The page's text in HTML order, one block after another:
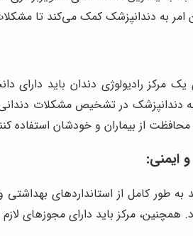
امر به دندانپزشک کمک می‌کند تا
مرکز رادیولوژی دندان باید دارای
به دندانپزشک در تشخیص مشکلات
از بیماران و خودشان استفاده
ایمنی:
به طور کامل از استانداردهای
مرکز باید دارای مجوزهای لازم